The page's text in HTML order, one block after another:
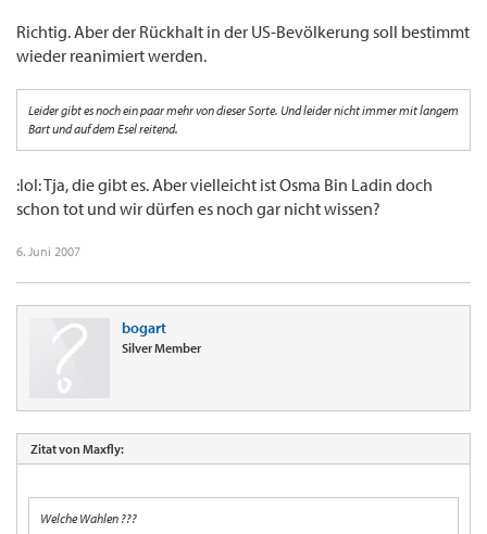
Richtig. Aber der Rückhalt in der US-Bevölkerung soll bestimmt
wieder reanimiert werden.
Leider gibt es noch ein paar mehr von dieser Sorte. Und leider nicht immer mit langem
Bart und auf dem Esel reitend.
:lol: Tja, die gibt es. Aber vielleicht ist Osma Bin Ladin doch
schon tot und wir dürfen es noch gar nicht wissen?
6. Juni 2007
bogart
Silver Member
Zitat von Maxfly:
Welche Wahlen ???